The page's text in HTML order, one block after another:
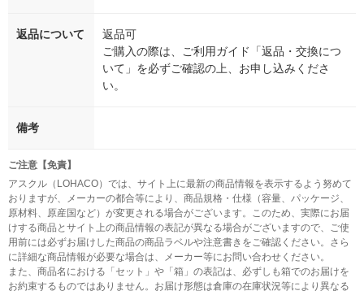
返品について
返品可
ご購入の際は、ご利用ガイド「返品・交換につ
いて」を必ずご確認の上、お申し込みくださ
い。
備考
ご注意【免責】
アスクル（LOHACO）では、サイト上に最新の商品情報を表示するよう努めて
おりますが、メーカーの都合等により、商品規格・仕様（容量、パッケージ、
原材料、原産国など）が変更される場合がございます。このため、実際にお届
けする商品とサイト上の商品情報の表記が異なる場合がございますので、ご使
用前には必ずお届けした商品の商品ラベルや注意書きをご確認ください。さら
に詳細な商品情報が必要な場合は、メーカー等にお問い合わせください。
また、商品名における「セット」や「箱」の表記は、必ずしも箱でのお届けを
お約束するものではありません。お届け形態は倉庫の在庫状況等により異なる